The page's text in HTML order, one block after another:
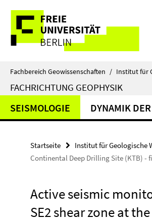
direkt
Inhalt
Service-
Navigation
Fachbereich Geowissenschaften / Institut für
FACHRICHTUNG GEOPHYSIK
SEISMOLOGIE DYNAMIK
Startseite Institut für Geologische
Continental Deep Drilling Site (KTB) -
Active seismic
SE2 shear zone at